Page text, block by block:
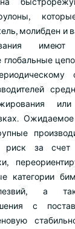
молибден и
имеют
Ожидаемое
риск за счет
категории
а
с